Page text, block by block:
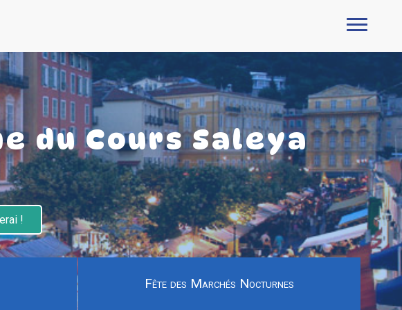
du Cours Saleya
!
Fête des Marchés Nocturnes